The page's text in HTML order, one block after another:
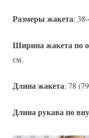
Размеры жакета:
Ширина жакета по
см.
Длина жакета: 78
Длина рукава по